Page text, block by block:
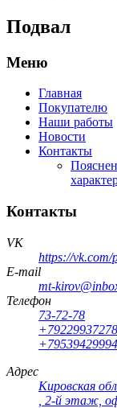
Подвал
Меню
Главная
Покупателю
Наши работы
Новости
Контакты
Контакты
VK
https://vk.com/
E-mail
mt-
Телефон
73-72-78
+79229937278
+79539429994
Адрес
Кировская
, 2-й этаж,